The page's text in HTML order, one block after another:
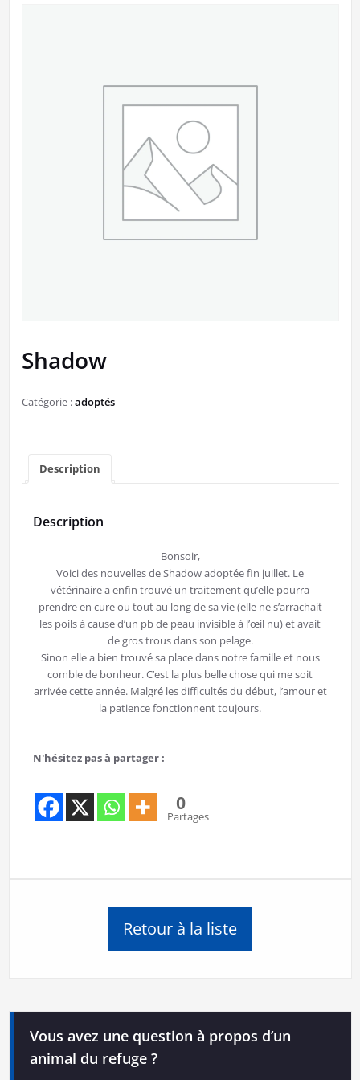
Shadow
Catégorie :adoptés
Description
Description
Bonsoir,
Voici des nouvelles de Shadow adoptée fin juillet. Le
vétérinaire a enfin trouvé un traitement qu’elle pourra
prendre en cure ou tout au long de sa vie (elle ne s’arrachait
les poils à cause d’un pb de peau invisible à l’œil nu) et avait
de gros trous dans son pelage.
Sinon elle a bien trouvé sa place dans notre famille et nous
comble de bonheur. C’est la plus belle chose qui me soit
arrivée cette année. Malgré les difficultés du début, l’amour et
la patience fonctionnent toujours.
N'hésitez pas à partager :
0
Partages
Retour à la liste
Vous avez une question à propos d’un
animal du refuge ?